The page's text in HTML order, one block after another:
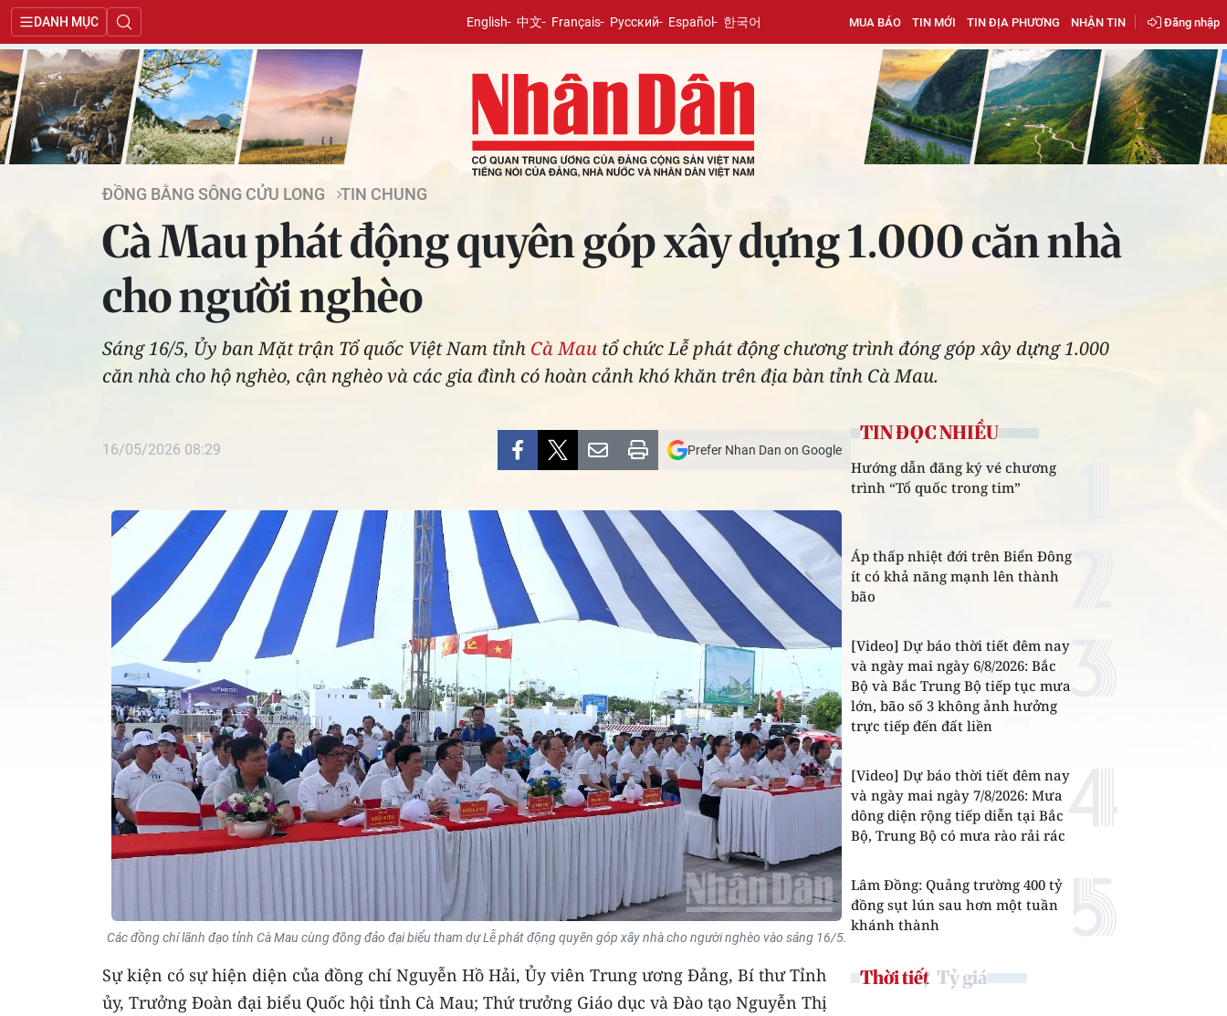
DANH MỤC English 中文 Français Русский Español 한국어 MUA BÁO TIN MỚI TIN ĐỊA PHƯƠNG NHẬN TIN Đăng nhập
ĐỒNG BẰNG SÔNG CỬU LONG TIN CHUNG
Cà Mau phát động quyên góp xây dựng 1.000 căn nhà
cho người nghèo
Sáng 16/5, Ủy ban Mặt trận Tổ quốc Việt Nam tỉnh Cà Mau tổ chức Lễ phát động chương trình đóng góp xây dựng 1.000
căn nhà cho hộ nghèo, cận nghèo và các gia đình có hoàn cảnh khó khăn trên địa bàn tỉnh Cà Mau.
16/05/2026 08:29 Prefer Nhan Dan on Google
Các đồng chí lãnh đạo tỉnh Cà Mau cùng đông đảo đại biểu tham dự Lễ phát động quyên góp xây nhà cho người nghèo vào sáng 16/5.
Sự kiện có sự hiện diện của đồng chí Nguyễn Hồ Hải, Ủy viên Trung ương Đảng, Bí thư Tỉnh
ủy, Trưởng Đoàn đại biểu Quốc hội tỉnh Cà Mau; Thứ trưởng Giáo dục và Đào tạo Nguyễn Thị
TIN ĐỌC NHIỀU
Hướng dẫn đăng ký vé chương
trình “Tổ quốc trong tim”
Áp thấp nhiệt đới trên Biển Đông
ít có khả năng mạnh lên thành
bão
[Video] Dự báo thời tiết đêm nay
và ngày mai ngày 6/8/2026: Bắc
Bộ và Bắc Trung Bộ tiếp tục mưa
lớn, bão số 3 không ảnh hưởng
trực tiếp đến đất liền
[Video] Dự báo thời tiết đêm nay
và ngày mai ngày 7/8/2026: Mưa
dông diện rộng tiếp diễn tại Bắc
Bộ, Trung Bộ có mưa rào rải rác
Lâm Đồng: Quảng trường 400 tỷ
đồng sụt lún sau hơn một tuần
khánh thành
Thời tiết Tỷ giá